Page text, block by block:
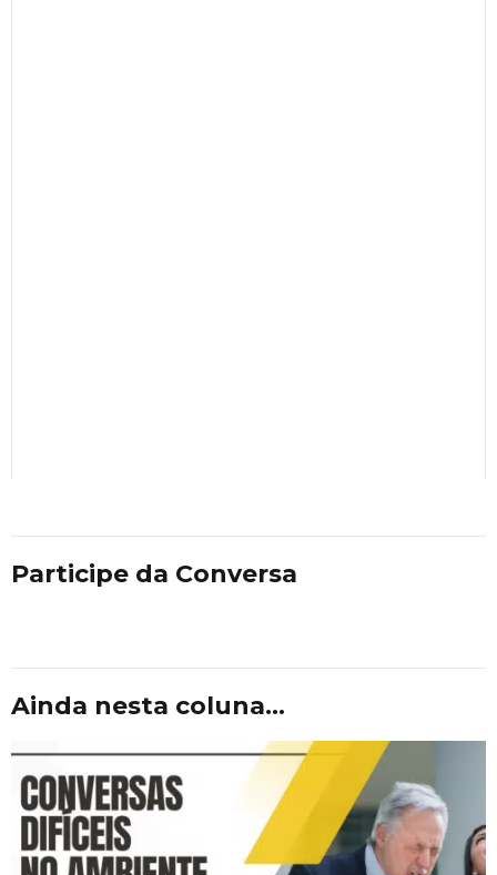
Participe da Conversa
Ainda nesta coluna...